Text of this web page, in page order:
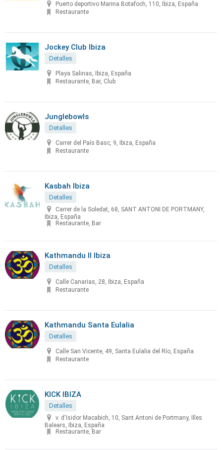
Puerto deportivo Marina Botafoch, 110, Ibiza, España
Restaurante
Jockey Club Ibiza
Detalles
Playa Salinas, Ibiza, España
Restaurante, Bar, Club
Junglebowls
Detalles
Carrer del País Basc, 9, Ibiza, España
Restaurante
Kasbah Ibiza
Detalles
Carrer de la Soledat, 68, SANT ANTONI DE PORTMANY,
Ibiza, España
Restaurante, Bar
Kathmandu II Ibiza
Detalles
Calle Canarias, 28, Ibiza, España
Restaurante
Kathmandu Santa Eulalia
Detalles
Calle San Vicente, 49, Santa Eulalia del Río, España
Restaurante
KICK IBIZA
Detalles
v. d'Isidor Macabich, 10, Sant Antoni de Portmany, Illes
Balears, Ibiza, España
Restaurante, Bar